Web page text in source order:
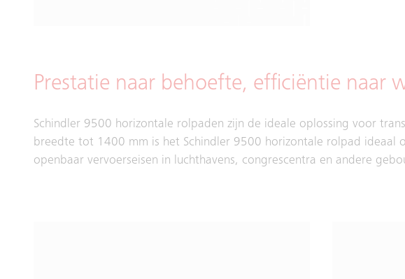
Prestatie naar behoefte, efficiëntie naar
Schindler 9500 horizontale rolpaden zijn de ideale oplossing voor
breedte tot 1400 mm is het Schindler 9500 horizontale rolpad ideaal
openbaar vervoerseisen in luchthavens, congrescentra en andere